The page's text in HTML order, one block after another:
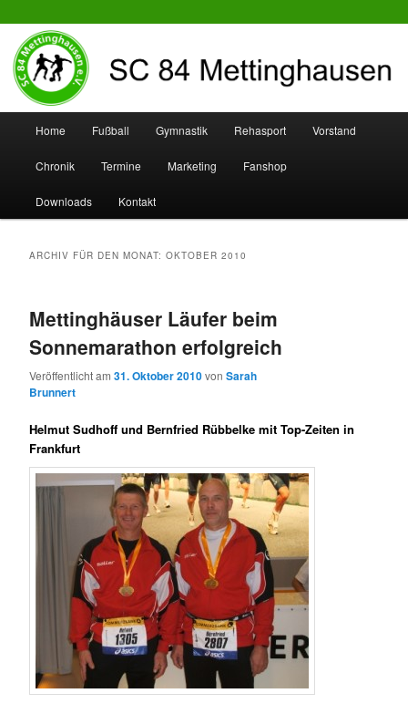
SC 84 Mettinghausen
Zum
Inhalt
wechseln
Zum
sekundären
Inhalt
wechseln
Home Fußball Gymnastik Rehasport Vorstand
Chronik Termine Marketing Fanshop
Downloads Kontakt
ARCHIV FÜR DEN MONAT:OKTOBER 2010
Mettinghäuser Läufer beim
Sonnemarathon erfolgreich
Veröffentlicht am31. Oktober 2010vonSarah
Brunnert
Helmut Sudhoff und Bernfried Rübbelke mit Top-Zeiten in
Frankfurt